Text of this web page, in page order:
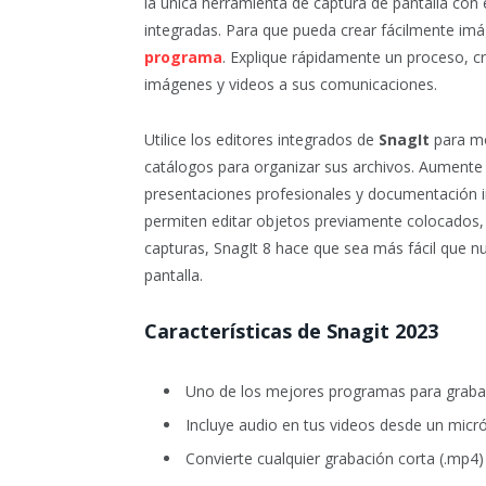
integradas. Para que pueda crear fácilmente
programa. Explique rápidamente un proceso,
imágenes y videos a sus comunicaciones.
Utilice los editores integrados de SnagIt para
catálogos para organizar sus archivos.
presentaciones profesionales y documentación
permiten editar objetos previamente
capturas, SnagIt 8 hace que sea más fácil que
pantalla.
Características de Snagit 2023
Uno de los mejores programas para
Incluye audio en tus videos desde un
Convierte cualquier grabación corta